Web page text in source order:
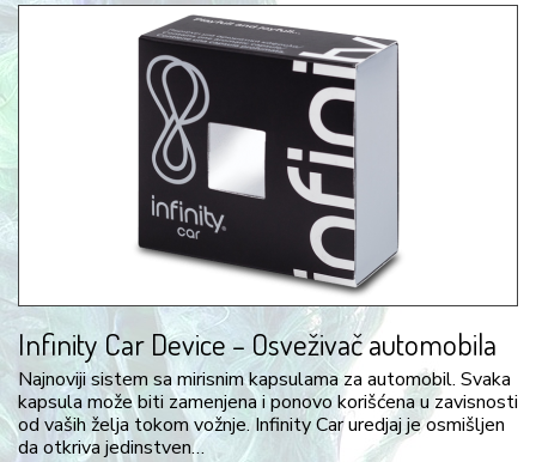
Infinity Car Device – Osveživač automobila
Najnoviji sistem sa mirisnim kapsulama za automobil. Svaka
kapsula može biti zamenjena i ponovo korišćena u zavisnosti
od vaših želja tokom vožnje. Infinity Car uredjaj je osmišljen
da otkriva jedinstven…